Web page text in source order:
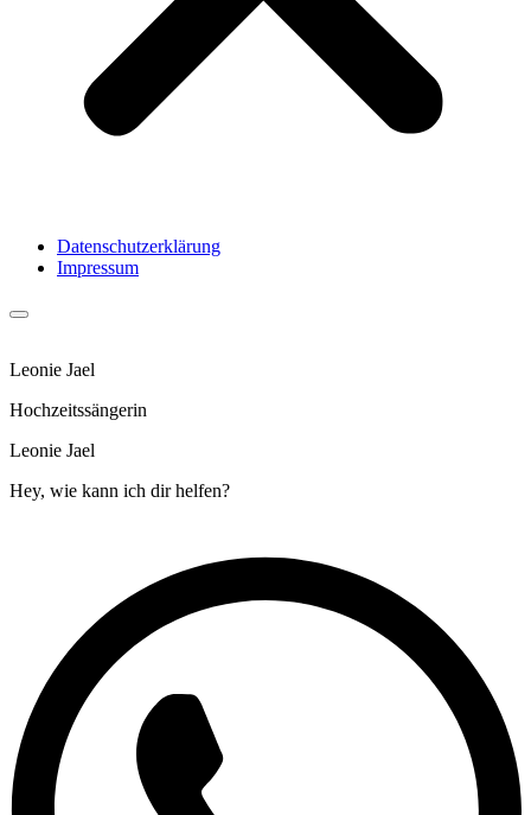
Datenschutzerklärung
Impressum
Leonie Jael
Hochzeitssängerin
Leonie Jael
Hey, wie kann ich dir helfen?